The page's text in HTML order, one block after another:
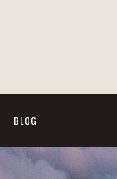
BLOG